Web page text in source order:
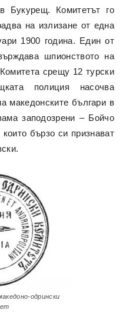
Букурещ. Комитетът го
на излизане от една
1900 година. Един от
шпионството на
срещу 12 турски
полиция насочва
македонските българи в
заподозрени – Бойчо
бързо си признават
одрински